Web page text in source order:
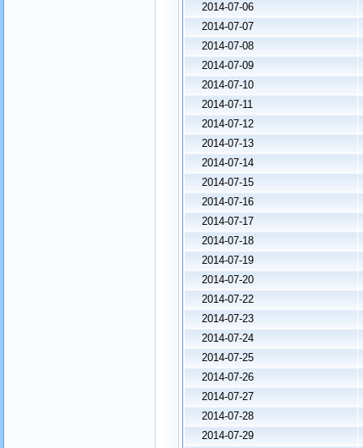
2014-07-06
2014-07-07
2014-07-08
2014-07-09
2014-07-10
2014-07-11
2014-07-12
2014-07-13
2014-07-14
2014-07-15
2014-07-16
2014-07-17
2014-07-18
2014-07-19
2014-07-20
2014-07-22
2014-07-23
2014-07-24
2014-07-25
2014-07-26
2014-07-27
2014-07-28
2014-07-29